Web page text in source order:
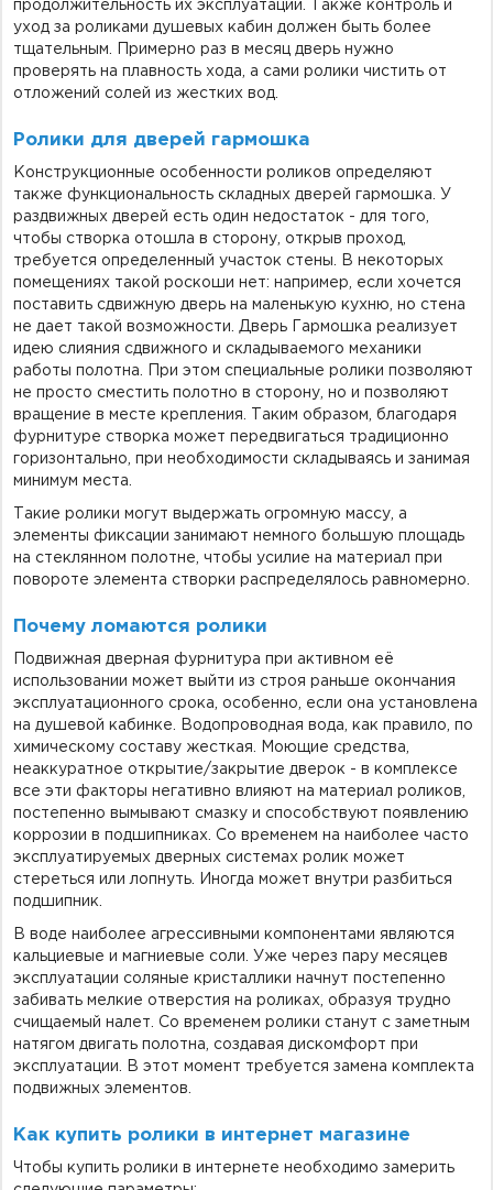
продолжительность их эксплуатации. Также контроль и
уход за роликами душевых кабин должен быть более
тщательным. Примерно раз в месяц дверь нужно
проверять на плавность хода, а сами ролики чистить от
отложений солей из жестких вод.
Ролики для дверей гармошка
Конструкционные особенности роликов определяют
также функциональность складных дверей гармошка. У
раздвижных дверей есть один недостаток - для того,
чтобы створка отошла в сторону, открыв проход,
требуется определенный участок стены. В некоторых
помещениях такой роскоши нет: например, если хочется
поставить сдвижную дверь на маленькую кухню, но стена
не дает такой возможности. Дверь Гармошка реализует
идею слияния сдвижного и складываемого механики
работы полотна. При этом специальные ролики позволяют
не просто сместить полотно в сторону, но и позволяют
вращение в месте крепления. Таким образом, благодаря
фурнитуре створка может передвигаться традиционно
горизонтально, при необходимости складываясь и занимая
минимум места.
Такие ролики могут выдержать огромную массу, а
элементы фиксации занимают немного большую площадь
на стеклянном полотне, чтобы усилие на материал при
повороте элемента створки распределялось равномерно.
Почему ломаются ролики
Подвижная дверная фурнитура при активном её
использовании может выйти из строя раньше окончания
эксплуатационного срока, особенно, если она установлена
на душевой кабинке. Водопроводная вода, как правило, по
химическому составу жесткая. Моющие средства,
неаккуратное открытие/закрытие дверок - в комплексе
все эти факторы негативно влияют на материал роликов,
постепенно вымывают смазку и способствуют появлению
коррозии в подшипниках. Со временем на наиболее часто
эксплуатируемых дверных системах ролик может
стереться или лопнуть. Иногда может внутри разбиться
подшипник.
В воде наиболее агрессивными компонентами являются
кальциевые и магниевые соли. Уже через пару месяцев
эксплуатации соляные кристаллики начнут постепенно
забивать мелкие отверстия на роликах, образуя трудно
счищаемый налет. Со временем ролики станут с заметным
натягом двигать полотна, создавая дискомфорт при
эксплуатации. В этот момент требуется замена комплекта
подвижных элементов.
Как купить ролики в интернет магазине
Чтобы купить ролики в интернете необходимо замерить